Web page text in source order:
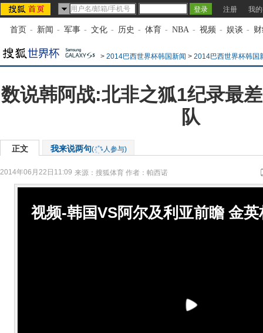
注册 我
首页 - 新闻 - 军事 - 文化 - 历史 - 体育 - NBA - 视频 - 娱谈 -
> 2014巴西世界杯韩国新闻 > 2014巴西世界杯韩国
数说韩阿战:北非之狐1纪录最
队
正文 我来说两句( 人参与)
2014年06月22日11:09 来源： 搜狐体育 作者：帕西诺
视频-韩国VS阿尔及利亚前瞻 金